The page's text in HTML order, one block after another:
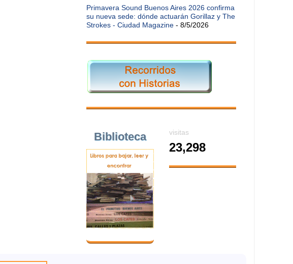
Primavera Sound Buenos Aires 2026 confirma
su nueva sede: dónde actuarán Gorillaz y The
Strokes - Ciudad Magazine - 8/5/2026
Biblioteca visitas
23,298